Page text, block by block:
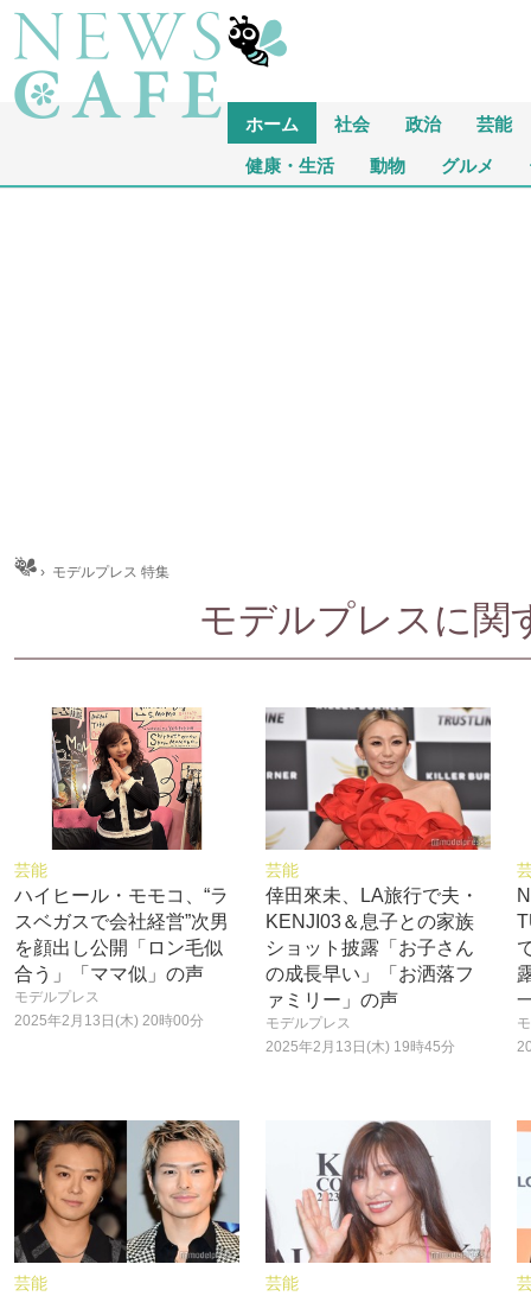
ホーム 社会 政治 芸能
健康・生活 動物 グルメ
› モデルプレス 特集
モデルプレスに関
芸能
ハイヒール・モモコ、“ラ
スベガスで会社経営”次男
を顔出し公開「ロン毛似
合う」「ママ似」の声
モデルプレス
2025年2月13日(木) 20時00分
芸能
倖田來未、LA旅行で夫・
KENJI03＆息子との家族
ショット披露「お子さん
の成長早い」「お洒落フ
ァミリー」の声
モデルプレス
2025年2月13日(木) 19時45分
芸能 芸能